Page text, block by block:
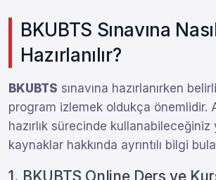
BKUBTS Sınavına
Hazırlanılır?
BKUBTS sınavına hazırlanırken
program izlemek oldukça önemlidir.
hazırlık sürecinde
kaynaklar hakkında ayrıntılı bilgi
1. BKUBTS Online Ders ve